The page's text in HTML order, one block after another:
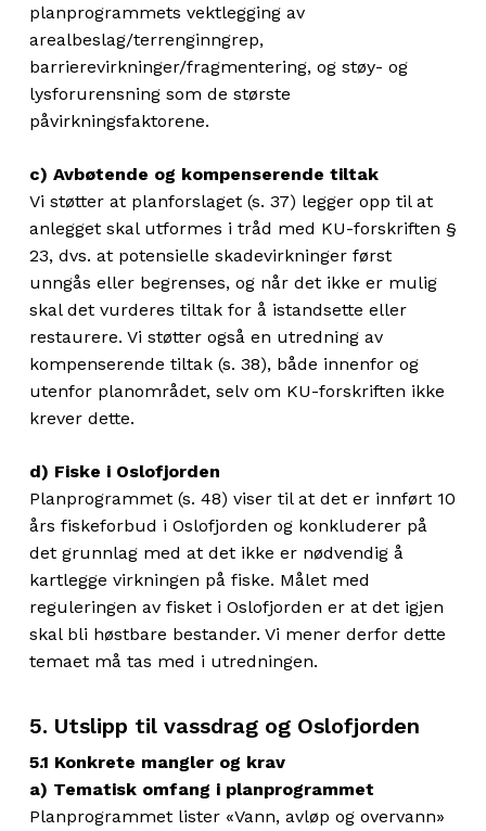
planprogrammets vektlegging av
arealbeslag/terrenginngrep,
barrierevirkninger/fragmentering, og støy- og
lysforurensning som de største
påvirkningsfaktorene.
c) Avbøtende og kompenserende tiltak
Vi støtter at planforslaget (s. 37) legger opp til at
anlegget skal utformes i tråd med KU-forskriften §
23, dvs. at potensielle skadevirkninger først
unngås eller begrenses, og når det ikke er mulig
skal det vurderes tiltak for å istandsette eller
restaurere. Vi støtter også en utredning av
kompenserende tiltak (s. 38), både innenfor og
utenfor planområdet, selv om KU-forskriften ikke
krever dette.
d) Fiske i Oslofjorden
Planprogrammet (s. 48) viser til at det er innført 10
års fiskeforbud i Oslofjorden og konkluderer på
det grunnlag med at det ikke er nødvendig å
kartlegge virkningen på fiske. Målet med
reguleringen av fisket i Oslofjorden er at det igjen
skal bli høstbare bestander. Vi mener derfor dette
temaet må tas med i utredningen.
5. Utslipp til vassdrag og Oslofjorden
5.1 Konkrete mangler og krav
a) Tematisk omfang i planprogrammet
Planprogrammet lister «Vann, avløp og overvann»